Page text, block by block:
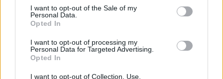
consent section.
I want to opt-out of the Sale of my
Personal Data.
Opted In
I want to opt-out of processing my
Personal Data for Targeted Advertising.
Opted In
I want to opt-out of Collection, Use,